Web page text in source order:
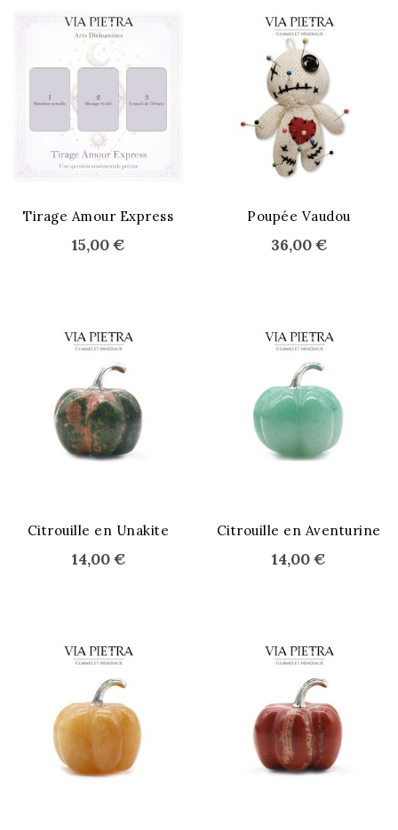
Tirage Amour Express
15,00 €
Poupée Vaudou
36,00 €
Citrouille en Unakite
14,00 €
Citrouille en Aventurine
14,00 €